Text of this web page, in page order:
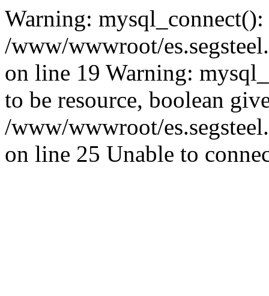
Warning:
/www/wwwroot/
on line 19 Warning:
to be resource, boolean
/www/wwwroot/
on line 25 Unable to